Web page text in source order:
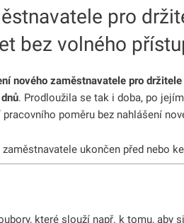
které slouží např. k tomu, aby
pro
bez volného
nového zaměstnavatele pro
. Prodloužila se tak i doba, po
poměru bez nahlášení
ukončen před nebo
zaměstnavatele ukončen ke dni
stanovená doba 90 dnů. Více